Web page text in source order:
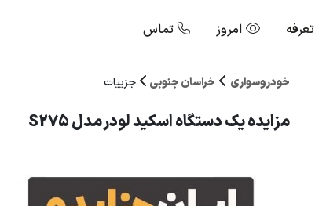
تعرفه امروز تماس
خودروسواری خراسان جنوبی جزییات
مزایده یک دستگاه اسکید لودر مدل S275